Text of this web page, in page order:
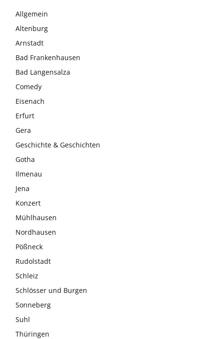
Allgemein
Altenburg
Arnstadt
Bad Frankenhausen
Bad Langensalza
Comedy
Eisenach
Erfurt
Gera
Geschichte & Geschichten
Gotha
Ilmenau
Jena
Konzert
Mühlhausen
Nordhausen
Pößneck
Rudolstadt
Schleiz
Schlösser und Burgen
Sonneberg
Suhl
Thüringen